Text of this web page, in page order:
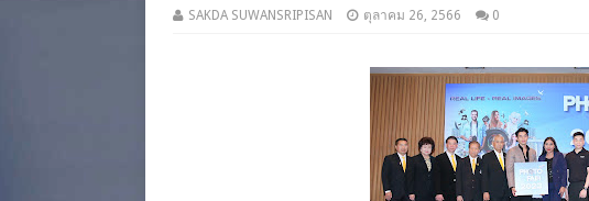
SAKDA SUWANSRIPISAN ตุลาคม 26, 2566 0